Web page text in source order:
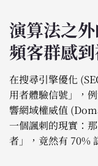
演算法之
頻客群感
在搜尋引擎優化
用者體驗信號」，
響網域權威值
一個諷刺的現實：
者」，竟然有 70%